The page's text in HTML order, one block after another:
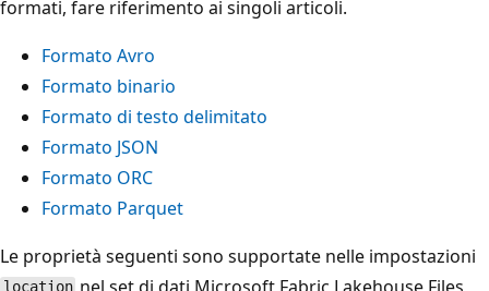
formati, fare riferimento ai singoli articoli.
Formato Avro
Formato binario
Formato di testo delimitato
Formato JSON
Formato ORC
Formato Parquet
Le proprietà seguenti sono supportate nelle impostazioni
location